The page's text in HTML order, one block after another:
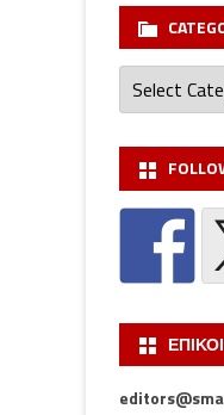
Categories